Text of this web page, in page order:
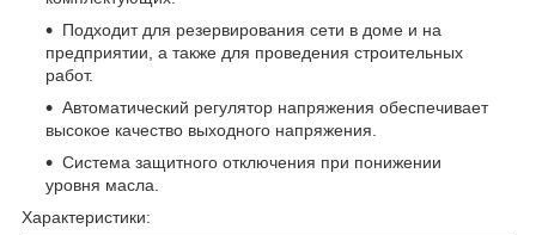
Подходит для резервирования сети в доме и на
предприятии, а также для проведения строительных
работ.
Автоматический регулятор напряжения обеспечивает
высокое качество выходного напряжения.
Система защитного отключения при понижении
уровня масла.
Характеристики: